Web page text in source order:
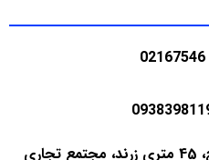
02167546
تهران، فتح، 45 متری زرند، مجتمع تجاری